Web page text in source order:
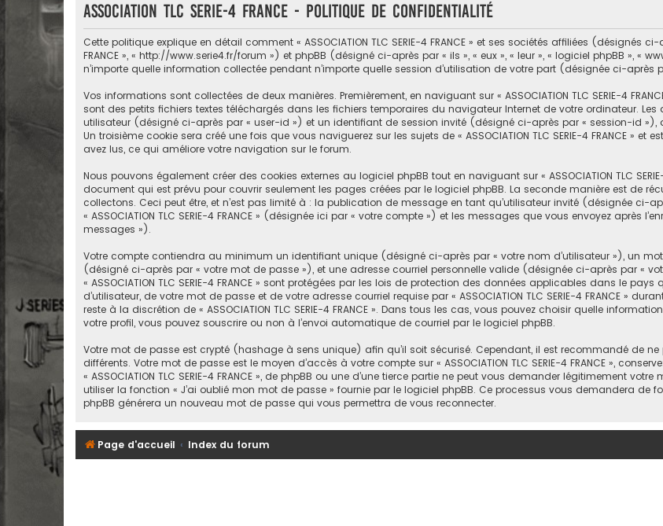
ASSOCIATION TLC SERIE-4 FRANCE - Politique de confidentialité
Cette politique explique en détail comment « ASSOCIATION TLC SERIE-4 FRANCE » et ses sociétés affiliées (désignés ci-
FRANCE », « http://www.serie4.fr/forum ») et phpBB (désigné ci-après par « ils », « eux », « leur », « logiciel phpBB », «
n’importe quelle information collectée pendant n’importe quelle session d’utilisation de votre part (désignée ci-après
Vos informations sont collectées de deux manières. Premièrement, en naviguant sur « ASSOCIATION TLC SERIE-4
sont des petits fichiers textes téléchargés dans les fichiers temporaires du navigateur Internet de votre ordinateur.
utilisateur (désigné ci-après par « user-id ») et un identifiant de session invité (désigné ci-après par « session-id
Un troisième cookie sera créé une fois que vous naviguerez sur les sujets de « ASSOCIATION TLC SERIE-4 FRANCE »
avez lus, ce qui améliore votre navigation sur le forum.
Nous pouvons également créer des cookies externes au logiciel phpBB tout en naviguant sur « ASSOCIATION TLC
document qui est prévu pour couvrir seulement les pages créées par le logiciel phpBB. La seconde manière est de
collectons. Ceci peut être, et n’est pas limité à : la publication de message en tant qu’utilisateur invité (désignée ci-
« ASSOCIATION TLC SERIE-4 FRANCE » (désignée ici par « votre compte ») et les messages que vous envoyez après
messages »).
Votre compte contiendra au minimum un identifiant unique (désigné ci-après par « votre nom d’utilisateur »), un
(désigné ci-après par « votre mot de passe »), et une adresse courriel personnelle valide (désignée ci-après par «
« ASSOCIATION TLC SERIE-4 FRANCE » sont protégées par les lois de protection des données applicables dans le
d’utilisateur, de votre mot de passe et de votre adresse courriel requise par « ASSOCIATION TLC SERIE-4 FRANCE »
reste à la discrétion de « ASSOCIATION TLC SERIE-4 FRANCE ». Dans tous les cas, vous pouvez choisir quelle
votre profil, vous pouvez souscrire ou non à l’envoi automatique de courriel par le logiciel phpBB.
Votre mot de passe est crypté (hashage à sens unique) afin qu’il soit sécurisé. Cependant, il est recommandé de
différents. Votre mot de passe est le moyen d’accès à votre compte sur « ASSOCIATION TLC SERIE-4 FRANCE »,
« ASSOCIATION TLC SERIE-4 FRANCE », de phpBB ou une d’une tierce partie ne peut vous demander légitimement
utiliser la fonction « J’ai oublié mon mot de passe » fournie par le logiciel phpBB. Ce processus vous demandera de
phpBB générera un nouveau mot de passe qui vous permettra de vous reconnecter.
Page d'accueil Index du forum